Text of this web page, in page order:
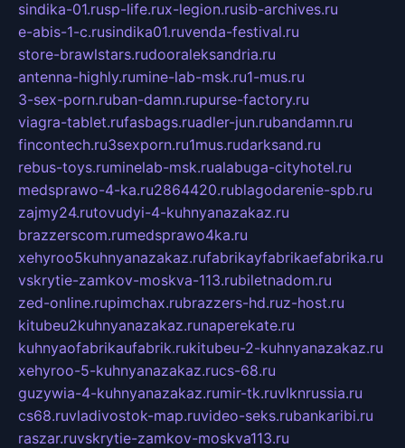
sindika-01.rusp-life.rux-legion.rusib-archives.ru
e-abis-1-c.rusindika01.ruvenda-festival.ru
store-brawlstars.rudooraleksandria.ru
antenna-highly.rumine-lab-msk.ru1-mus.ru
3-sex-porn.ruban-damn.rupurse-factory.ru
viagra-tablet.rufasbags.ruadler-jun.rubandamn.ru
fincontech.ru3sexporn.ru1mus.rudarksand.ru
rebus-toys.ruminelab-msk.rualabuga-cityhotel.ru
medsprawo-4-ka.ru2864420.rublagodarenie-spb.ru
zajmy24.rutovudyi-4-kuhnyanazakaz.ru
brazzerscom.rumedsprawo4ka.ru
xehyroo5kuhnyanazakaz.rufabrikayfabrikaefabrika.ru
vskrytie-zamkov-moskva-113.rubiletnadom.ru
zed-online.rupimchax.rubrazzers-hd.ruz-host.ru
kitubeu2kuhnyanazakaz.runaperekate.ru
kuhnyaofabrikaufabrik.rukitubeu-2-kuhnyanazakaz.ru
xehyroo-5-kuhnyanazakaz.rucs-68.ru
guzywia-4-kuhnyanazakaz.rumir-tk.ruvlknrussia.ru
cs68.ruvladivostok-map.ruvideo-seks.rubankaribi.ru
raszar.ruvskrytie-zamkov-moskva113.ru